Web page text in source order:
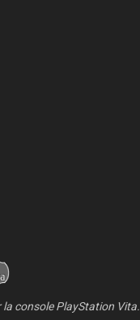
la console PlayStation Vita.